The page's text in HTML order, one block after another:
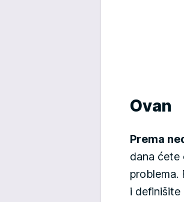
Ovan
Prema
dana ćete
problema.
i definišite